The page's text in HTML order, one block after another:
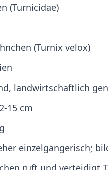
(Turnicidae)
(Turnix velox)
landwirtschaftlich
15 cm
einzelgängerisch;